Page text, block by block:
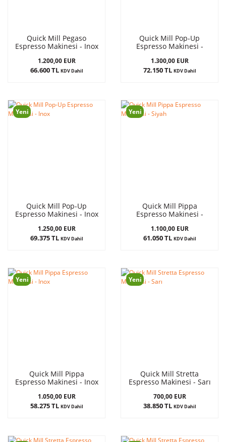
Quick Mill Pegaso
Espresso Makinesi - Inox
1.200,00 EUR
66.600 TL KDV Dahil
Quick Mill Pop-Up
Espresso Makinesi -
1.300,00 EUR
72.150 TL KDV Dahil
Yeni
Quick Mill Pop-Up
Espresso Makinesi - Inox
1.250,00 EUR
69.375 TL KDV Dahil
Yeni
Quick Mill Pippa
Espresso Makinesi -
1.100,00 EUR
61.050 TL KDV Dahil
Yeni
Quick Mill Pippa
Espresso Makinesi - Inox
1.050,00 EUR
58.275 TL KDV Dahil
Yeni
Quick Mill Stretta
Espresso Makinesi - Sarı
700,00 EUR
38.850 TL KDV Dahil